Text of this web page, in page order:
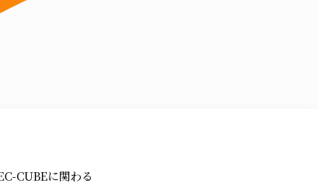
CUBEに関わる